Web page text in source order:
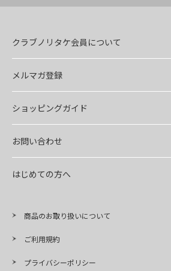
クラブノリタケ会員について
メルマガ登録
ショッピングガイド
お問い合わせ
はじめての方へ
商品のお取り扱いについて
ご利用規約
プライバシーポリシー